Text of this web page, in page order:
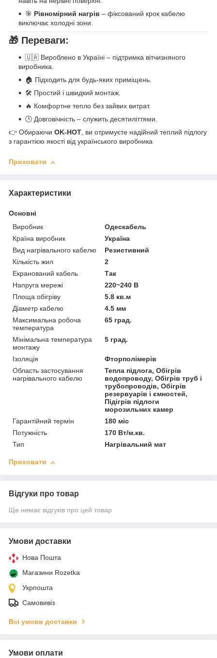
🎯 Рівномірний нагрів – фіксований крок кабелю
виключає холодні зони.
🎁 Переваги:
🇺🇦 Вироблено в Україні – підтримка вітчизняного
виробника.
🏠 Підходить для будь-яких приміщень.
🛠️ Простий і швидкий монтаж.
🔥 Комфортне тепло без зайвих витрат.
🕒 Довговічність – служить десятиліттями.
👉 Обираючи OK-HOT, ви отримуєте надійний теплий підлогу
з гарантією якості від українського виробника
Приховати
Характеристики
Основні
Виробник
Одескабель
Країна виробник
Україна
Вид нагрівального кабелю
Резистивний
Кількість жил
2
Екранований кабель
Так
Напруга мережі
220~240 В
Площа обігріву
5.8 кв.м
Діаметр кабелю
4.5 мм
Максимальна робоча
температура
65 град.
Мінімальна температура
монтажу
5 град.
Ізоляція
Фторполімерів
Область застосування
нагрівального кабелю
Тепла підлога, Обігрів
водопроводу, Обігрів труб і
трубопроводів, Обігрів
резервуарів і ємностей,
Підігрів підлоги
морозильних камер
Гарантійний термін
180 міс
Потужність
170 Вт/м.кв.
Тип
Нагрівальний мат
Приховати
Відгуки про товар
Ще немає відгуків про цей товар
Умови доставки
Нова Пошта
Магазини Rozetka
Укрпошта
Самовивіз
Всі умови доставки
Умови оплати